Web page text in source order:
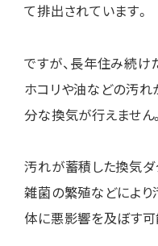
て排出されています。
ですが、長年住み続け
ホコリや油などの汚
分な換気が行えません。
汚れが蓄積した換気ダ
雑菌の繁殖などによ
体に悪影響を及ぼす可